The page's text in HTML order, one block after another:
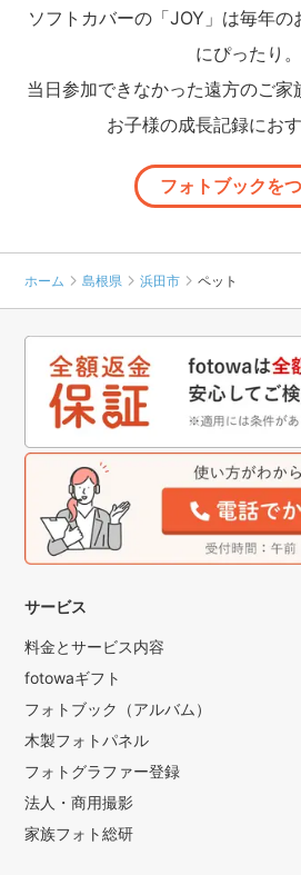
ソフトカバーの「JOY」は毎年
にぴったり。
当日参加できなかった遠方のご家
お子様の成長記録におす
フォトブックを
ホーム 島根県 浜田市 ペット
サービス
料金とサービス内容
fotowaギフト
フォトブック（アルバム）
木製フォトパネル
フォトグラファー登録
法人・商用撮影
家族フォト総研